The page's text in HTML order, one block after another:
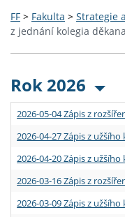
FF > Fakulta > Strategie
z jednání kolegia děkana
Rok 2026
2026-05-04 Zápis z
2026-04-27 Zápis z
2026-04-20 Zápis z
2026-03-16 Zápis z
2026-03-09 Zápis z